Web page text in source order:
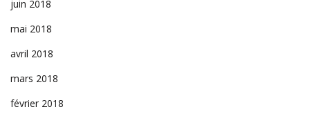
juin 2018
mai 2018
avril 2018
mars 2018
février 2018